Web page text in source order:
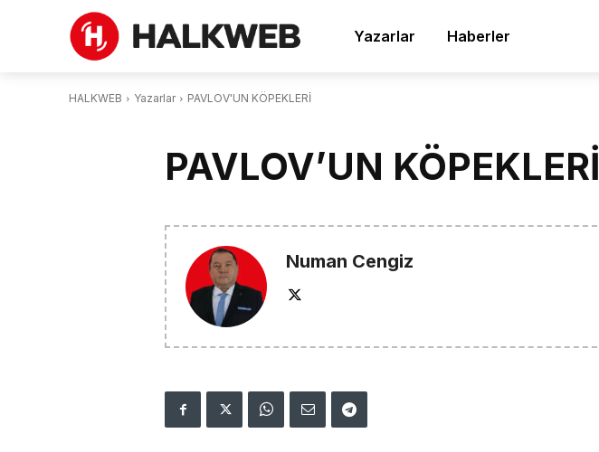
Yazarlar Haberler
HALKWEB Yazarlar PAVLOV'UN KÖPEKLERİ
PAVLOV’UN KÖPEKLERİ
Numan Cengiz